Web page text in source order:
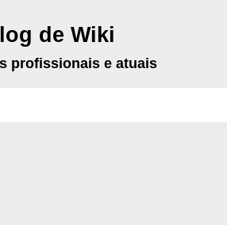
de Wiki
profissionais e atuais